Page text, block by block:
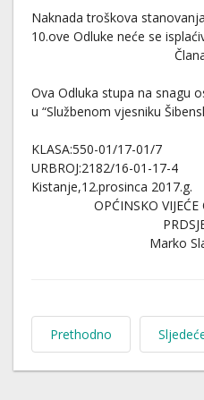
Naknada troškova
10.ove Odluke neće se
Ova Odluka stupa na snagu
u “Službenom vjesniku
KLASA:550-01/17-01/7
URBROJ:2182/16-01-17-4
Kistanje,12.prosinca 2017.g.
OPĆINSKO
Marko
Prethodno